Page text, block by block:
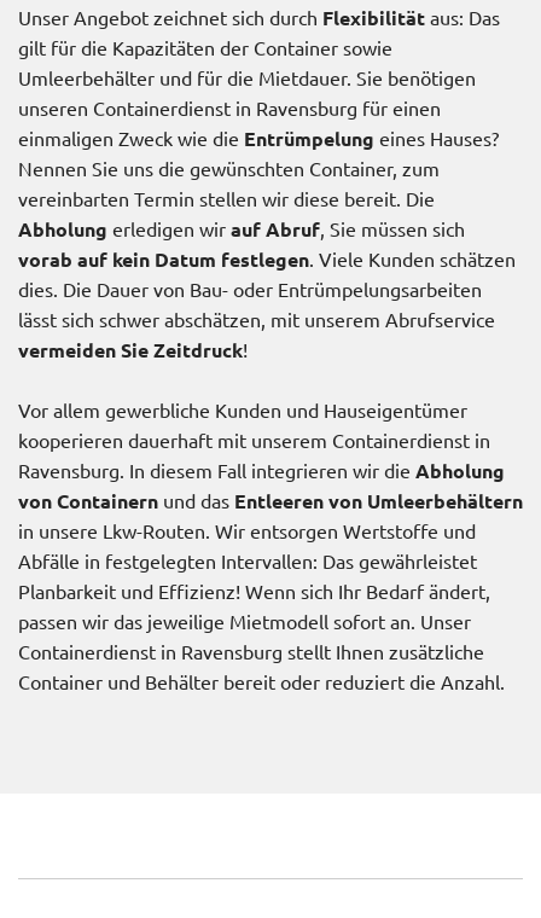
Unser Angebot zeichnet sich durch Flexibilität aus: Das
gilt für die Kapazitäten der Container sowie
Umleerbehälter und für die Mietdauer. Sie benötigen
unseren Containerdienst in Ravensburg für einen
einmaligen Zweck wie die Entrümpelung eines Hauses?
Nennen Sie uns die gewünschten Container, zum
vereinbarten Termin stellen wir diese bereit. Die
Abholung erledigen wir auf Abruf , Sie müssen sich
vorab auf kein Datum festlegen . Viele Kunden schätzen
dies. Die Dauer von Bau- oder Entrümpelungsarbeiten
lässt sich schwer abschätzen, mit unserem Abrufservice
vermeiden Sie Zeitdruck!
Vor allem gewerbliche Kunden und Hauseigentümer
kooperieren dauerhaft mit unserem Containerdienst in
Ravensburg. In diesem Fall integrieren wir die Abholung
von Containern und das Entleeren von Umleerbehältern
in unsere Lkw-Routen. Wir entsorgen Wertstoffe und
Abfälle in festgelegten Intervallen: Das gewährleistet
Planbarkeit und Effizienz! Wenn sich Ihr Bedarf ändert,
passen wir das jeweilige Mietmodell sofort an. Unser
Containerdienst in Ravensburg stellt Ihnen zusätzliche
Container und Behälter bereit oder reduziert die Anzahl.